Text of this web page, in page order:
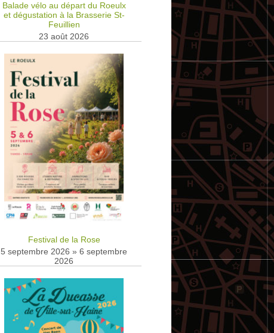
Balade vélo au départ du Roeulx
et dégustation à la Brasserie St-
Feuillien
23 août 2026
Festival de la Rose
5 septembre 2026 » 6 septembre
2026